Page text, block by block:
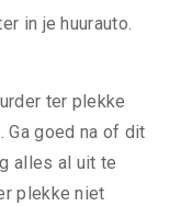
in je huurauto.
ter plekke
Ga goed na of dit
alles al uit te
plekke niet